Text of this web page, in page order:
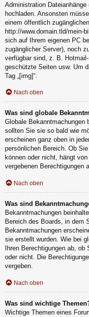
Administration
hochladen. Ansonsten
einem öffentlich
http://www.domain.tld/mein-
sich auf Ihrem eigenen PC
zugänglicher Server), noch
verfügbar sind, z. B.
geschützte Seiten usw. Um
Tag „[img]“.
Nach oben
Was sind globale
Globale Bekanntmachungen
sollten Sie sie so bald wie
erscheinen ganz oben in
persönlichen Bereich. Ob
können oder nicht, hängt
vergebenen Berechtigungen
Nach oben
Was sind
Bekanntmachungen
Bereich des Boards, in dem
Bekanntmachungen
sie erstellt wurden. Wie bei
Ihren Berechtigungen ab,
oder nicht. Die
vergeben.
Nach oben
Was sind wichtige
Wichtige Themen eines